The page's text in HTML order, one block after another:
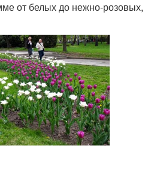
от белых до нежно-розовых,